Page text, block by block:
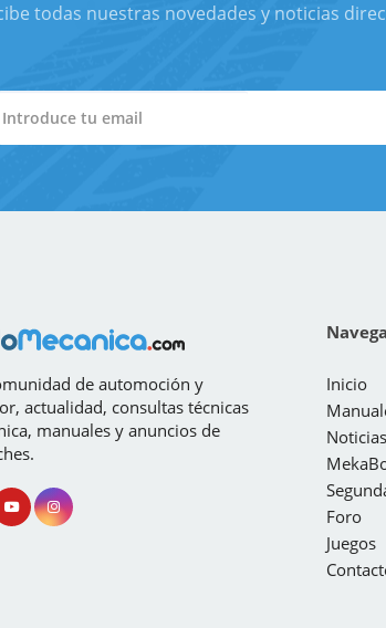
todas nuestras novedades y noticias
de automoción y
actualidad, consultas técnicas
manuales y anuncios de
Inicio
Noticias
Foro
Juegos